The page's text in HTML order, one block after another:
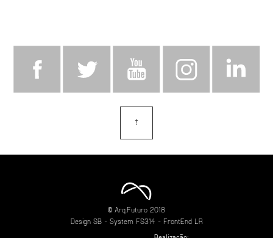
⇡
© Arq.Futuro 2018
Design SB- System FS314 - FrontEnd LR